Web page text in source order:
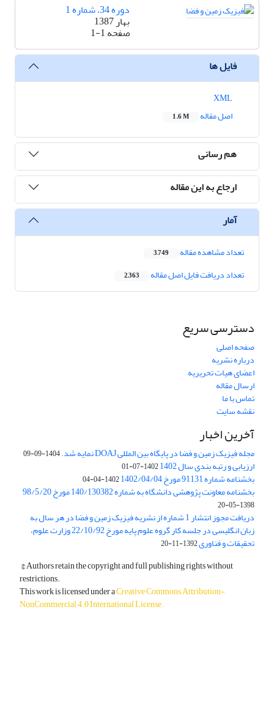
دوره 34، شماره 1
بهار 1387
صفحه1-1
فایل ها
اصل مقاله
1.6 M
هم رسانی
ارجاع به این مقاله
آمار
تعداد مشاهده مقاله 3,749
تعداد دریافت فایل اصل مقاله 2,363
دسترسی سریع
صفحه اصلی
درباره نشریه
اعضای هیات تحریریه
ارسال مقاله
تماس با ما
نقشه سایت
آخرین اخبار
مجله فیزیک زمین و فضا در پایگاه بین المللی DOAJ نمایه شد. 1404-09-09
ارزیابی و رتبه بندی سال 1402 1402-07-01
بخشنامه شماره 91131 مورخ 1402/04/04 1402-04-04
بخشنامه معاونت پژوهشی دانشگاه به شماره 140/130382 مورخ 98/5/20
1398-05-20
دریافت مجوز انتشار 1 شماره از نشریه فیزیک زمین و فضا در هر سال به
زبان انگلیسی در جلسه کار گروه علوم پایه مورخ 22/10/92 وزارت علوم،
تحقیقات و فناوری1392-11-20
© Authors retain the copyright and full publishing rights without
restrictions.
This work is licensed under aCreative Commons Attribution-
NonCommercial 4.0 International License.